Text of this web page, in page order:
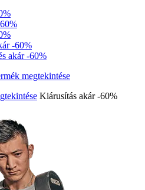
-60%
akár -60%
Kiárusítás akár -60%